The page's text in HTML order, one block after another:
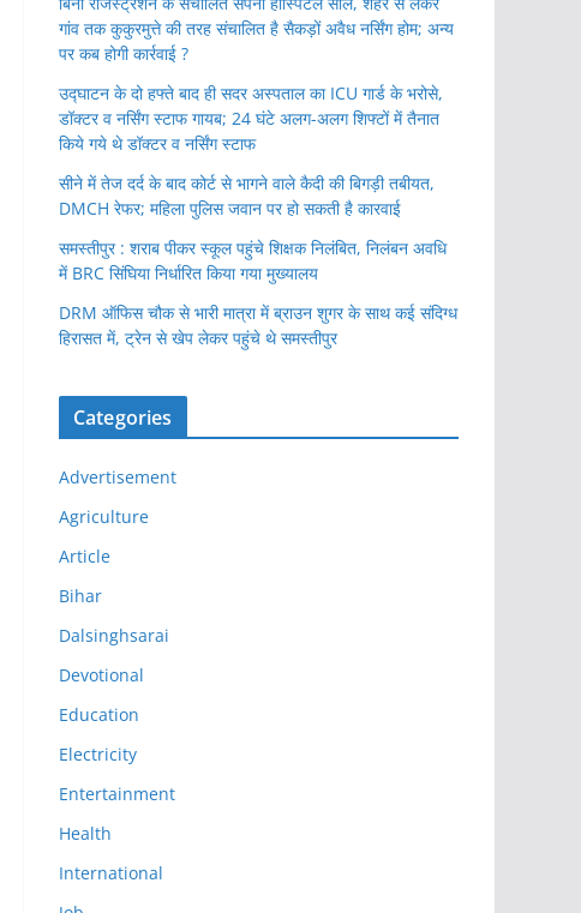
गांव तक कुकुरमुत्ते की तरह संचालित है सैकड़ों अवैध नर्सिंग होम; अन्य
पर कब होगी कार्रवाई ?
उद्घाटन के दो हफ्ते बाद ही सदर अस्पताल का ICU गार्ड के भरोसे,
डॉक्टर व नर्सिंग स्टाफ गायब; 24 घंटे अलग-अलग शिफ्टों में तैनात
किये गये थे डॉक्टर व नर्सिंग स्टाफ
सीने में तेज दर्द के बाद कोर्ट से भागने वाले कैदी की बिगड़ी तबीयत,
DMCH रेफर; महिला पुलिस जवान पर हो सकती है कारवाई
समस्तीपुर : शराब पीकर स्कूल पहुंचे शिक्षक निलंबित, निलंबन अवधि
में BRC सिंघिया निर्धारित किया गया मुख्यालय
DRM ऑफिस चौक से भारी मात्रा में ब्राउन शुगर के साथ कई संदिग्ध
हिरासत में, ट्रेन से खेप लेकर पहुंचे थे समस्तीपुर
Categories
Advertisement
Agriculture
Article
Bihar
Dalsinghsarai
Devotional
Education
Electricity
Entertainment
Health
International